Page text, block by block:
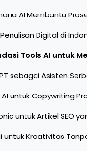
AI Membantu
Penulisan Digital di
Tools AI untuk
sebagai Asisten
untuk Copywriting
untuk Artikel SEO
untuk Kreativitas